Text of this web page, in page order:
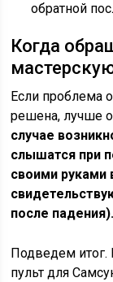
обратной
Когда
Если проблема
решена, лучше
случае
слышатся при
своими
после падения).
Подведем итог.
пульт для